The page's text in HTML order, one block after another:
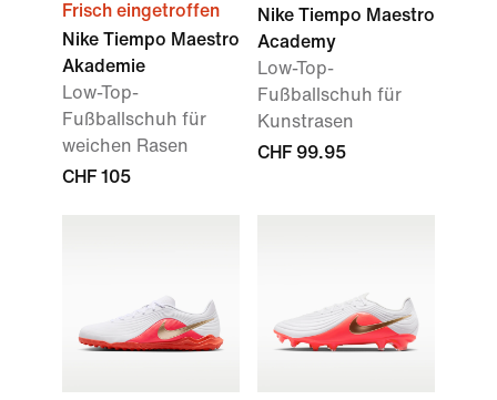
Frisch eingetroffen
Nike Tiempo Maestro
Akademie
Low-Top-
Fußballschuh für
weichen Rasen
CHF 105
Nike Tiempo Maestro
Academy
Low-Top-
Fußballschuh für
Kunstrasen
CHF 99.95